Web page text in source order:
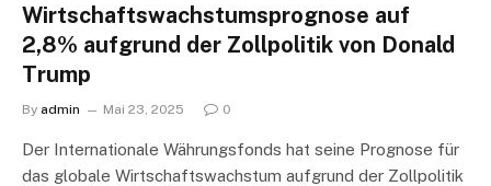
Wirtschaftswachstumsprognose auf
2,8% aufgrund der Zollpolitik von Donald
Trump
By admin Mai 23, 2025 0
Der Internationale Währungsfonds hat seine Prognose für
das globale Wirtschaftswachstum aufgrund der Zollpolitik